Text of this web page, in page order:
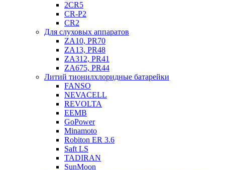
2CR5
CR-P2
CR2
Для слуховых аппаратов
ZA10, PR70
ZA13, PR48
ZA312, PR41
ZA675, PR44
Литий тионилхлоридные батарейки
FANSO
NEVACELL
REVOLTA
EEMB
GoPower
Minamoto
Robiton ER 3.6
Saft LS
TADIRAN
SunMoon